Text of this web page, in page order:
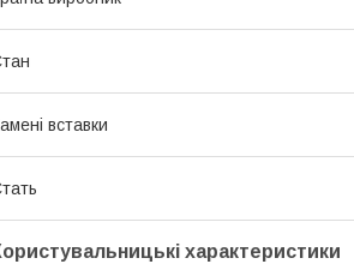
вставки
характеристики